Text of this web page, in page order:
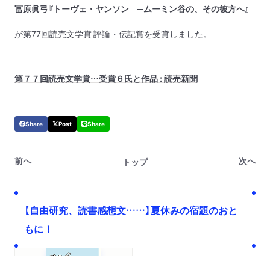
冨原眞弓『トーヴェ・ヤンソン ─ムーミン谷の、その彼方へ』
が第77回読売文学賞 評論・伝記賞を受賞しました。
第７７回読売文学賞…受賞６氏と作品 : 読売新聞
Share Post Share
前へ トップ 次へ
【自由研究、読書感想文……】夏休みの宿題のおと
もに！